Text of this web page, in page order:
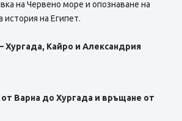
на Червено море и опознаване на
на Египет.
Хургада, Кайро и Александрия
Варна до Хургада и връщане от